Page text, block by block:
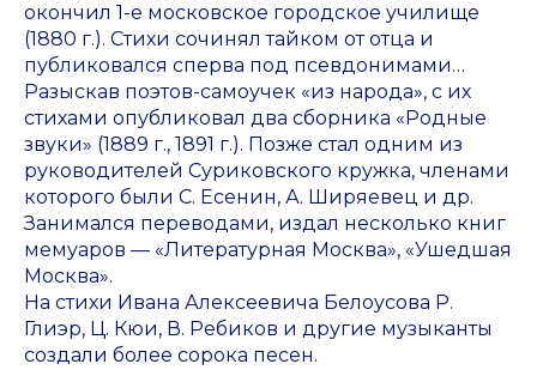
окончил 1-е московское городское училище
(1880 г.). Стихи сочинял тайком от отца и
публиковался сперва под псевдонимами…
Разыскав поэтов-самоучек «из народа», с их
стихами опубликовал два сборника «Родные
звуки» (1889 г., 1891 г.). Позже стал одним из
руководителей Суриковского кружка, членами
которого были С. Есенин, А. Ширяевец и др.
Занимался переводами, издал несколько книг
мемуаров — «Литературная Москва», «Ушедшая
Москва».
На стихи Ивана Алексеевича Белоусова Р.
Глиэр, Ц. Кюи, В. Ребиков и другие музыканты
создали более сорока песен.